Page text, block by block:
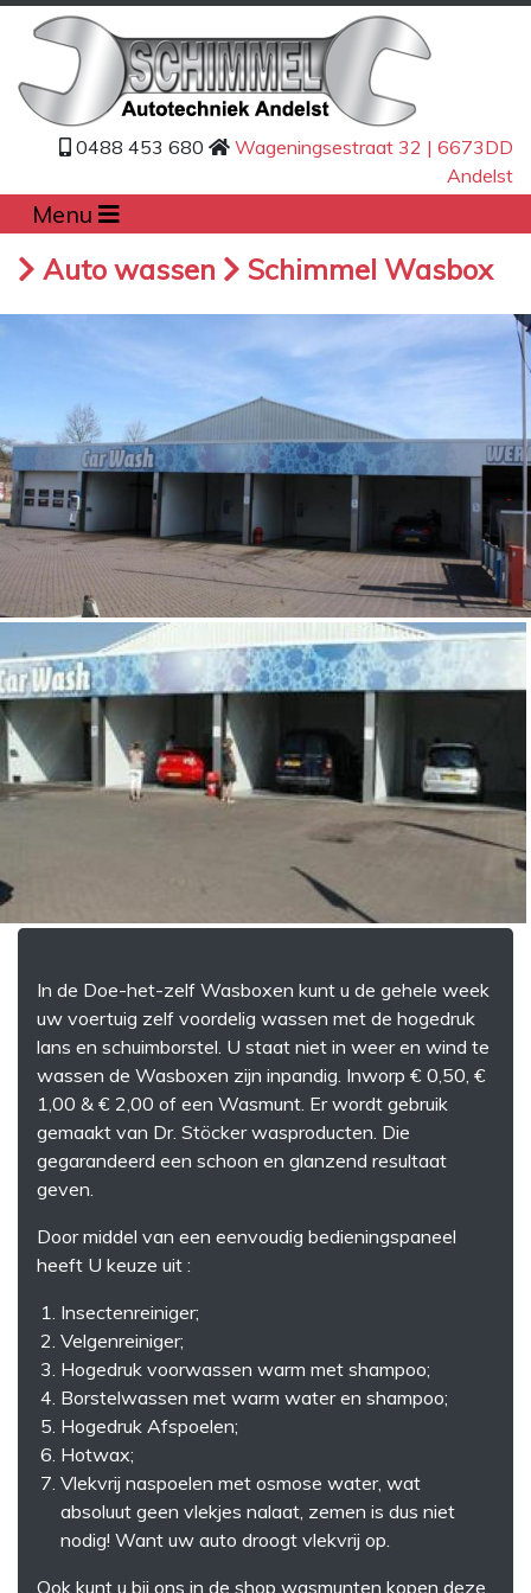
0488 453 680
Wageningsestraat 32 | 6673DD
Andelst
Menu
Auto wassen Schimmel Wasbox
In de Doe-het-zelf Wasboxen kunt u de gehele week
uw voertuig zelf voordelig wassen met de hogedruk
lans en schuimborstel. U staat niet in weer en wind te
wassen de Wasboxen zijn inpandig. Inworp € 0,50, €
1,00 & € 2,00 of een Wasmunt. Er wordt gebruik
gemaakt van Dr. Stöcker wasproducten. Die
gegarandeerd een schoon en glanzend resultaat
geven.
Door middel van een eenvoudig bedieningspaneel
heeft U keuze uit :
Insectenreiniger;
Velgenreiniger;
Hogedruk voorwassen warm met shampoo;
Borstelwassen met warm water en shampoo;
Hogedruk Afspoelen;
Hotwax;
Vlekvrij naspoelen met osmose water, wat
absoluut geen vlekjes nalaat, zemen is dus niet
nodig! Want uw auto droogt vlekvrij op.
Ook kunt u bij ons in de shop wasmunten kopen deze